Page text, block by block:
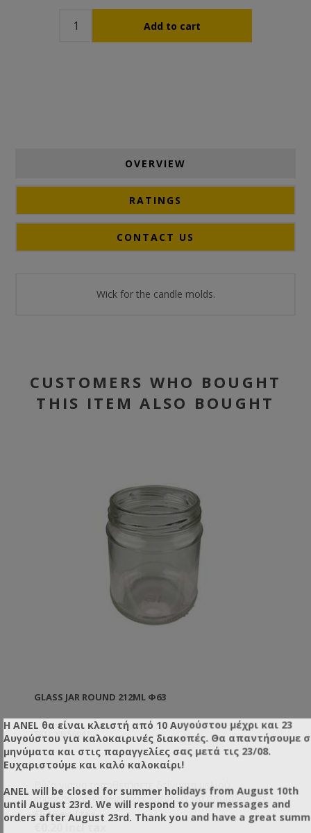
OVERVIEW
RATINGS
CONTACT US
Wick for the candle molds.
CUSTOMERS WHO BOUGHT
THIS ITEM ALSO BOUGHT
GLASS JAR ROUND 212ML Φ63
SKU: XH56041
Βάζα για να τοποθετήσετε δείγματα μελιού,
κηραλοιφές, καλλυντικές κρέμες ή για οποιαδήποτε
άλλη χρήση εσείς επιθυμείτε.
€0.16 excl tax
€0.20 incl tax
Η ANEL θα είναι κλειστή από 10 Αυγούστου μέχρι και 23
Αυγούστου για καλοκαιρινές διακοπές. Θα απαντήσουμε
μηνύματα και στις παραγγελίες σας μετά τις 23/08.
Ευχαριστούμε και καλό καλοκαίρι!
ANEL will be closed for summer holidays from August 10th
until August 23rd. We will respond to your messages and
orders after August 23rd. Thank you and have a great